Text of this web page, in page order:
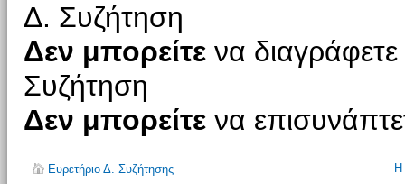
Δ. Συζήτηση
Δεν μπορείτενα διαγράφετε
Συζήτηση
Δεν μπορείτενα
Ευρετήριο Δ. Συζήτησης Η